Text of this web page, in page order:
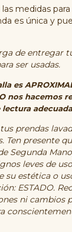
medidas
es única y
de entregar
ser usadas.
es
nos hacemos
prendas
Ten presente
Segunda
leves de
su estética o
ESTADO.
ni cambios